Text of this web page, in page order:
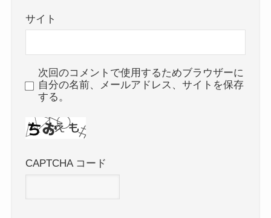
サイト
次回のコメントで使用するためブラウザーに
自分の名前、メールアドレス、サイトを保存
する。
CAPTCHA コード